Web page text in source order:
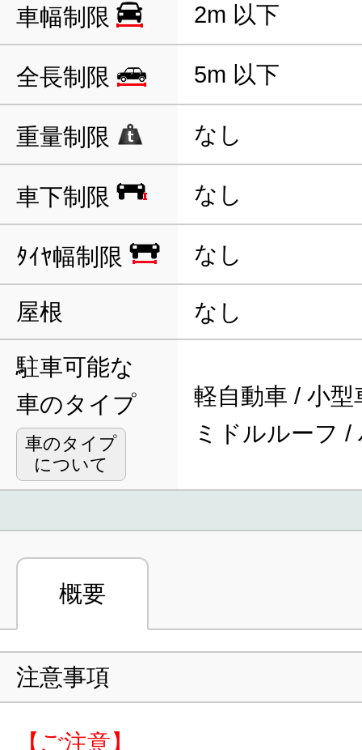
車幅制限 2m 以下
全長制限 5m 以下
重量制限 なし
車下制限 なし
ﾀｲﾔ幅制限 なし
屋根 なし
駐車可能な
車のタイプ
車のタイプ
について
軽自動車 / 小型
ミドルルーフ /
概要
注意事項
【ご注意】